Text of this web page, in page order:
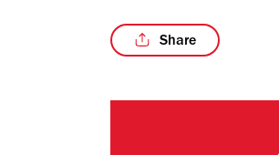
Share